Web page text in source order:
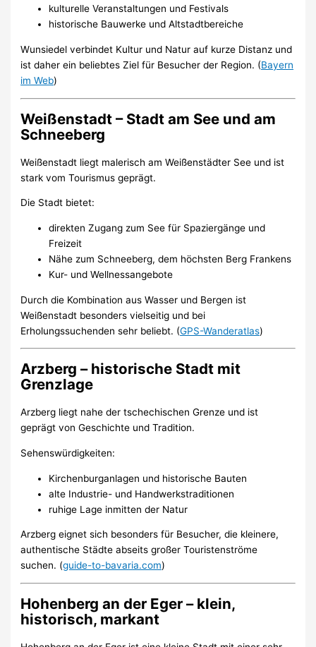
kulturelle Veranstaltungen und Festivals
historische Bauwerke und Altstadtbereiche
Wunsiedel verbindet Kultur und Natur auf kurze Distanz und
ist daher ein beliebtes Ziel für Besucher der Region. (Bayern
im Web)
Weißenstadt – Stadt am See und am
Schneeberg
Weißenstadt liegt malerisch am Weißenstädter See und ist
stark vom Tourismus geprägt.
Die Stadt bietet:
direkten Zugang zum See für Spaziergänge und
Freizeit
Nähe zum Schneeberg, dem höchsten Berg Frankens
Kur- und Wellnessangebote
Durch die Kombination aus Wasser und Bergen ist
Weißenstadt besonders vielseitig und bei
Erholungssuchenden sehr beliebt. (GPS-Wanderatlas)
Arzberg – historische Stadt mit
Grenzlage
Arzberg liegt nahe der tschechischen Grenze und ist
geprägt von Geschichte und Tradition.
Sehenswürdigkeiten:
Kirchenburganlagen und historische Bauten
alte Industrie- und Handwerkstraditionen
ruhige Lage inmitten der Natur
Arzberg eignet sich besonders für Besucher, die kleinere,
authentische Städte abseits großer Touristenströme
suchen. (guide-to-bavaria.com)
Hohenberg an der Eger – klein,
historisch, markant